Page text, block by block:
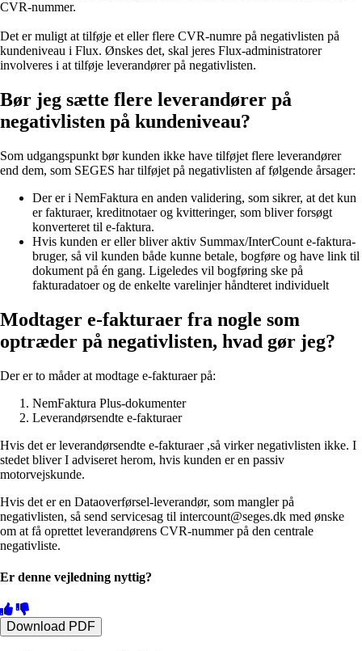
CVR-nummer.
Det er muligt at tilføje et eller flere CVR-numre på negativlisten på
kundeniveau i Flux. Ønskes det, skal jeres Flux-administratorer
involveres i at tilføje leverandører på negativlisten.
Bør jeg sætte flere leverandører på
negativlisten på kundeniveau?
Som udgangspunkt bør kunden ikke have tilføjet flere leverandører
end dem, som SEGES har tilføjet på negativlisten af følgende årsager:
Der er i NemFaktura en anden validering, som sikrer, at det kun
er fakturaer, kreditnotaer og kvitteringer, som bliver forsøgt
konverteret til e-faktura.
Hvis kunden er eller bliver aktiv Summax/InterCount e-faktura-
bruger, så vil kunden både kunne betale, bogføre og have link til
dokument på én gang. Ligeledes vil bogføring ske på
fakturadatoer og de enkelte varelinjer håndteret individuelt
Modtager e-fakturaer fra nogle som
optræder på negativlisten, hvad gør jeg?
Der er to måder at modtage e-fakturaer på:
NemFaktura Plus-dokumenter
Leverandørsendte e-fakturaer
Hvis det er leverandørsendte e-fakturaer ,så virker negativlisten ikke. I
stedet bliver I adviseret herom, hvis kunden er en passiv
motorvejskunde.
Hvis det er en Dataoverførsel-leverandør, som mangler på
negativlisten, så send servicesag til intercount@seges.dk med ønske
om at få oprettet leverandørens CVR-nummer på den centrale
negativliste.
Er denne vejledning nyttig?
Download PDF